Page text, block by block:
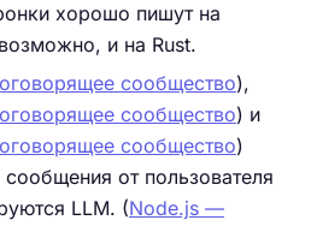
хорошо пишут на
и на Rust.
сообщество),
сообщество) и
сообщество)
от пользователя
LLM. (Node.js —